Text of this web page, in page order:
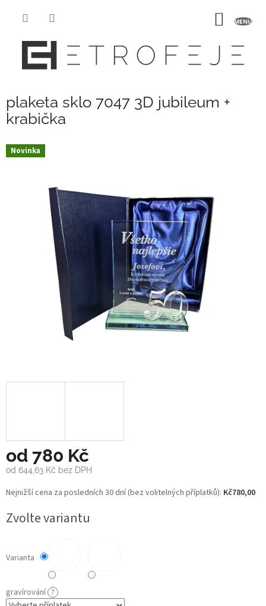
plaketa sklo 7047 3D jubileum +
krabička
Novinka
od 780 Kč
od 644,63 Kč bez DPH
Měrná
cena:
Nejnižší cena za posledních 30 dní (bez volitelných příplatků): Kč780,00
Zvolte variantu
Varianta
gravírování ?